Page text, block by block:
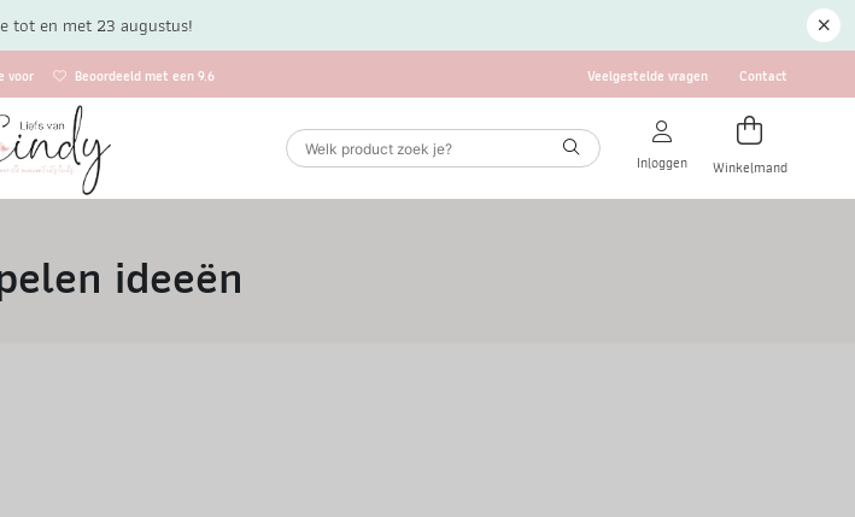
voor Beoordeeld met een 9.6 Veelgestelde vragen Contact
Inloggen Winkelmand
ideeën
tot en met 23 augustus!